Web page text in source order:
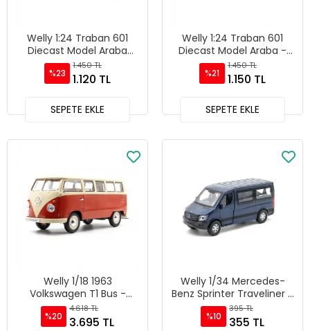
Welly 1:24 Traban 601
Diecast Model Araba
Krem - 24037W
%23
1.450 TL
1.120 TL
SEPETE EKLE
Welly 1:24 Traban 601
Diecast Model Araba -
24037W
%21
1.450 TL
1.150 TL
SEPETE EKLE
Welly 1/18 1963
Volkswagen T1 Bus -
18054W
%20
4.618 TL
3.695 TL
Welly 1/34 Mercedes-
Benz Sprinter Traveliner -
43731D
%10
395 TL
355 TL